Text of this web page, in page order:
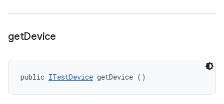
getDevice
public ITestDevice getDevice ()